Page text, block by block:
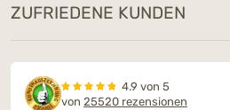
ZUFRIEDENE KUNDEN
4.9 von 5
von 25520 rezensionen